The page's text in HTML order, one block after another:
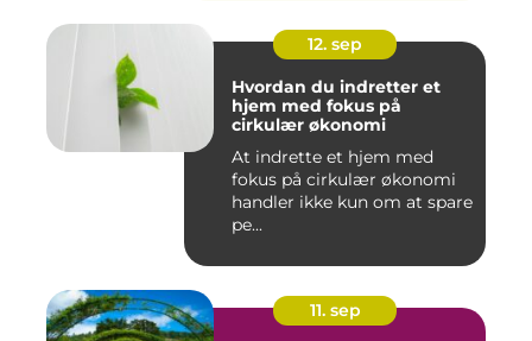
12. sep
Hvordan du indretter et
hjem med fokus på
cirkulær økonomi
At indrette et hjem med
fokus på cirkulær økonomi
handler ikke kun om at spare
pe...
11. sep